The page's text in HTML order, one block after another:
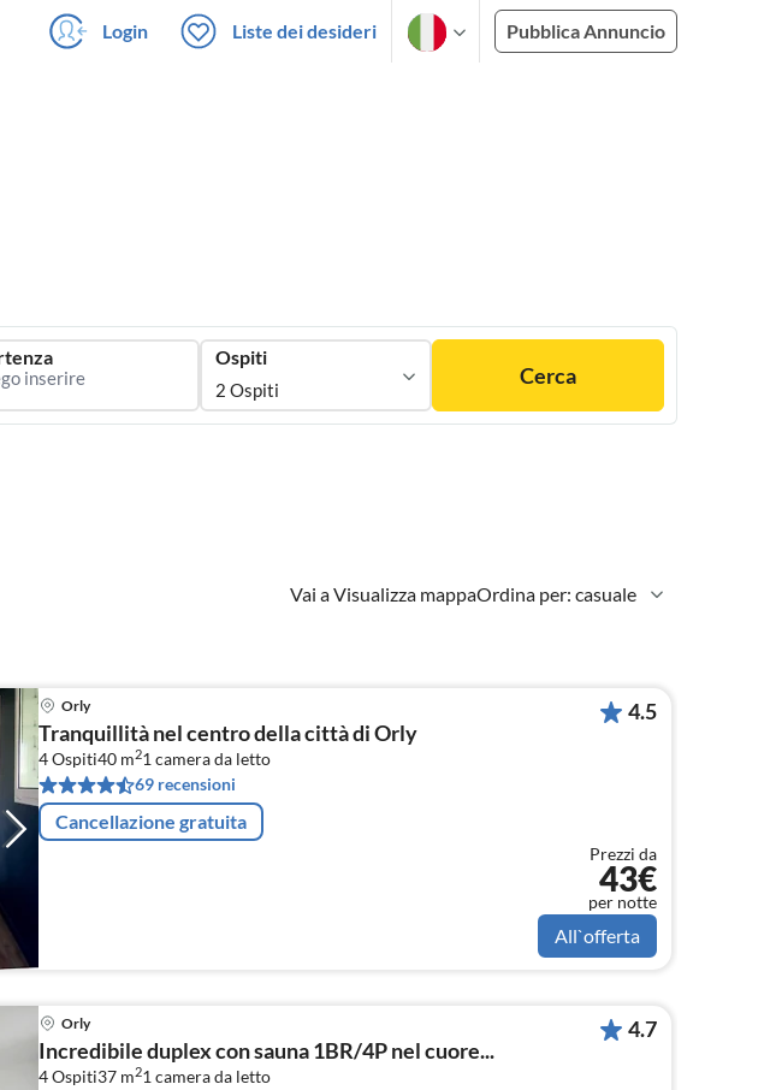
Login Liste dei desideri Pubblica Annuncio
Ospiti
2 Ospiti
Cerca
Vai a Visualizza mappaOrdina per: casuale
Orly
Tranquillità nel centro della città di Orly
4 Ospiti40 m21 camera da letto
69 recensioni
Cancellazione gratuita
4.5
Prezzi da
43€
per notte
All`offerta
Orly
Incredibile duplex con sauna 1BR/4P nel cuore...
4 Ospiti37 m21 camera da letto
4.7